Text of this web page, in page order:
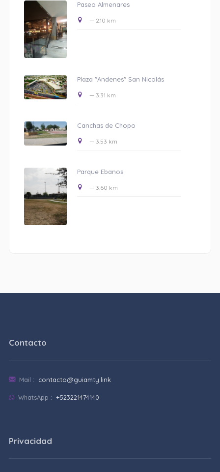
Paseo Almenares
— 2.10 km
Plaza "Andenes" San Nicolás
— 3.31 km
Canchas de Chopo
— 3.53 km
Parque Ebanos
— 3.60 km
Contacto
Mail : contacto@guiamty.link
WhatsApp : +523221474140
Privacidad